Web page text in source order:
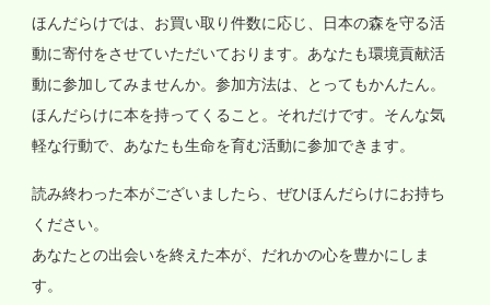
ほんだらけでは、お買い取り件数に応じ、日本の森を守る活
動に寄付をさせていただいております。あなたも環境貢献活
動に参加してみませんか。参加方法は、とってもかんたん。
ほんだらけに本を持ってくること。それだけです。そんな気
軽な行動で、あなたも生命を育む活動に参加できます。
読み終わった本がございましたら、ぜひほんだらけにお持ち
ください。
あなたとの出会いを終えた本が、だれかの心を豊かにしま
す。